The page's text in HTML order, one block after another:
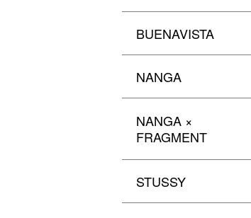
BUENAVISTA
NANGA
NANGA ×
FRAGMENT
STUSSY